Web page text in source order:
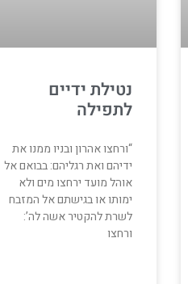
נטילת ידיים
לתפילה
“ורחצו אהרון ובניו ממנו את
ידיהם ואת רגליהם: בבואם אל
אוהל מועד ירחצו מים ולא
ימותו או בגישתם אל המזבח
לשרת להקטיר אשה לה’:
ורחצו